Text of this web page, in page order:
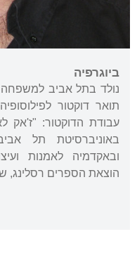
ביוגרפיה
נולד בתל אביב למשפחה
תואר דוקטור
עבודת הדוקטור: "ז'אק
באוניברסיטת תל
ובאקדמיה לאמנות
הוצאת הספרים רסלינג,